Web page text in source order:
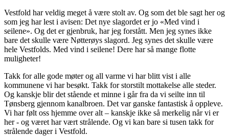
Vestfold har veldig meget å være stolt av. Og som det ble sagt her og
som jeg har lest i avisen: Det nye slagordet er jo «Med vind i
seilene». Og det er gjenbruk, har jeg forstått. Men jeg synes ikke
bare det skulle være Nøtterøys slagord. Jeg synes det skulle være
hele Vestfolds. Med vind i seilene! Dere har så mange flotte
muligheter!
Takk for alle gode møter og all varme vi har blitt vist i alle
kommunene vi har besøkt. Takk for storstilt mottakelse alle steder.
Og kanskje blir det stående et minne i går fra da vi seilte inn til
Tønsberg gjennom kanalbroen. Det var ganske fantastisk å oppleve.
Vi har følt oss hjemme over alt – kanskje ikke så merkelig når vi er
her - og været har vært strålende. Og vi kan bare si tusen takk for
strålende dager i Vestfold.